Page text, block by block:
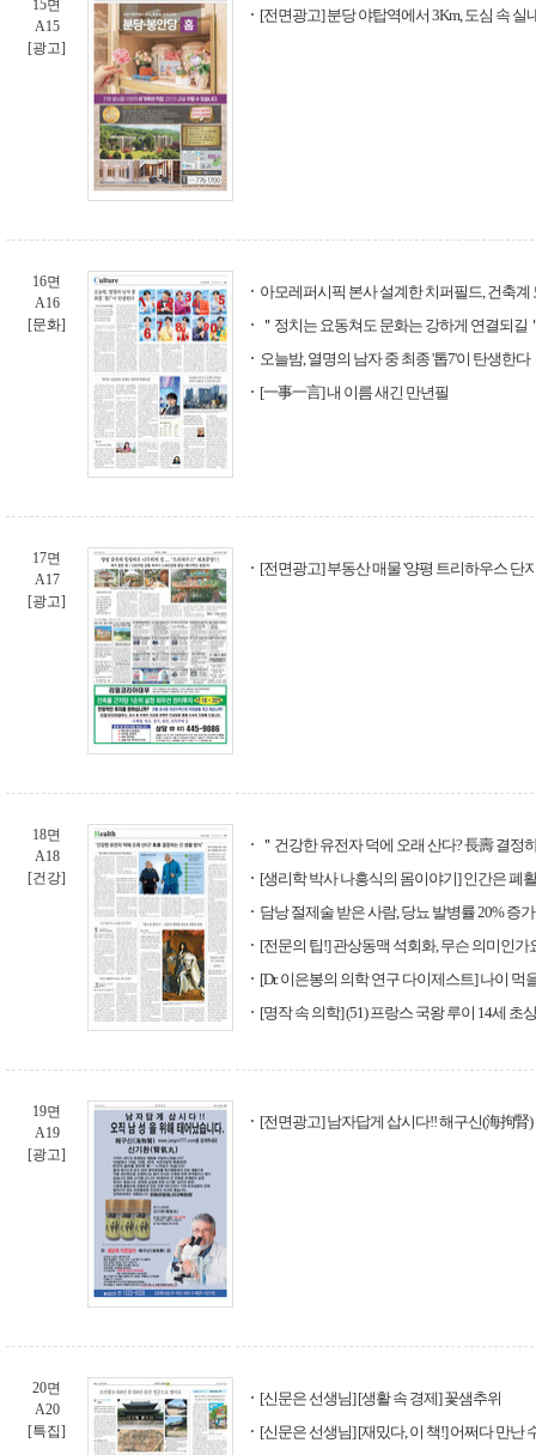
15면
A15
[광고]
[전면광고] 분당 야탑역에서 3Km, 도심 속 실
16면
A16
[문화]
아모레퍼시픽 본사 설계한 치퍼필드, 건축계
＂정치는 요동쳐도 문화는 강하게 연결되길
오늘밤, 열명의 남자 중 최종 '톱7'이 탄생한다
[一事一言] 내 이름 새긴 만년필
17면
A17
[광고]
[전면광고] 부동산 매물 '양평 트리하우스 단
18면
A18
[건강]
＂건강한 유전자 덕에 오래 산다? 長壽 결정
[생리학 박사 나흥식의 몸이야기] 인간은 폐
담낭 절제술 받은 사람, 당뇨 발병률 20% 증가
[전문의 팁!] 관상동맥 석회화, 무슨 의미인가
[Dr. 이은봉의 의학 연구 다이제스트] 나이 먹
[명작 속 의학] (51) 프랑스 국왕 루이 14세 초
19면
A19
[광고]
[전면광고] 남자답게 삽시다!! 해구신(海拘腎
20면
A20
[특집]
[신문은 선생님] [생활 속 경제] 꽃샘추위
[신문은 선생님] [재밌다, 이 책!] 어쩌다 만난